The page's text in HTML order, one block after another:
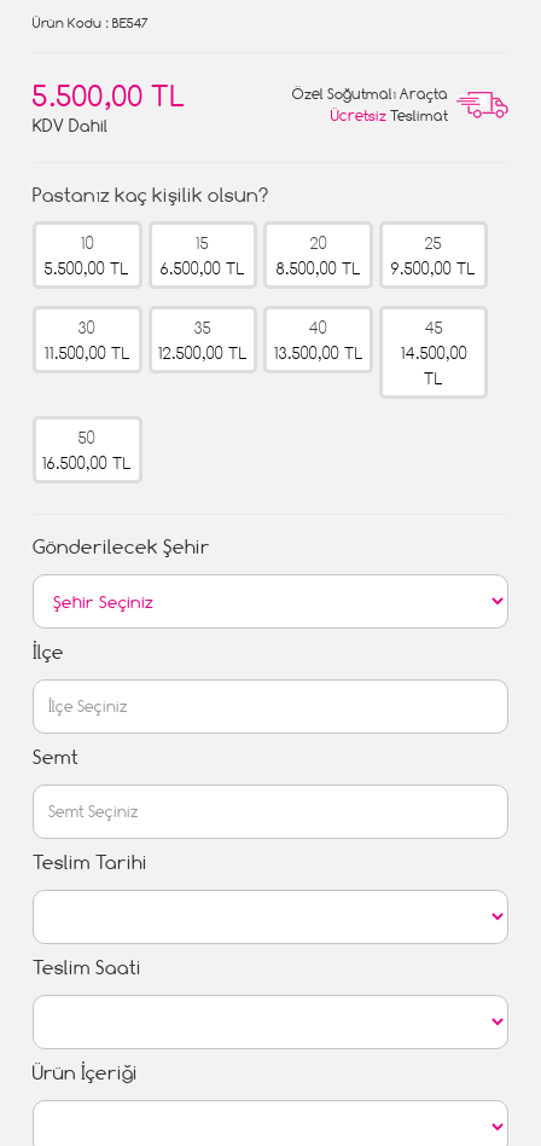
Ürün Kodu : BE547
5.500,00 TL
KDV Dahil
Özel Soğutmalı Araçta
Ücretsiz Teslimat
Pastanız kaç kişilik olsun?
10
5.500,00 TL
15
6.500,00 TL
20
8.500,00 TL
25
9.500,00 TL
30
11.500,00 TL
35
12.500,00 TL
40
13.500,00 TL
45
14.500,00
TL
50
16.500,00 TL
Gönderilecek Şehir
İlçe
Semt
Teslim Tarihi
Teslim Saati
Ürün İçeriği